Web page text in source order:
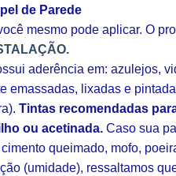
de Parede
mesmo pode aplicar. O
aderência em: azulejos,
emassadas, lixadas e
Tintas recomendadas
ou acetinada. Caso sua
queimado, mofo,
(umidade), ressaltamos